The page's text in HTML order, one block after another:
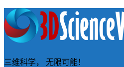
三维科学， 无限可能！